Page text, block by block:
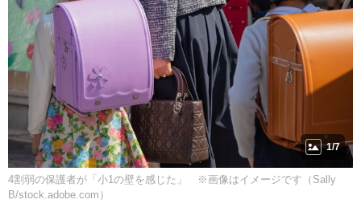
1/7
4割弱の保護者が「小1の壁を感じた」 ※画像はイメージです（Sally
B/stock.adobe.com）